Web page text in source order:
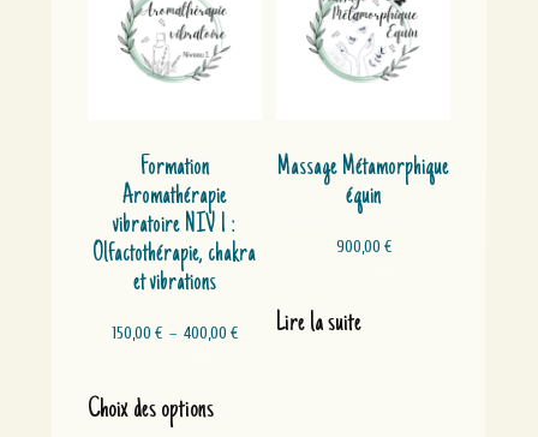
Formation
Aromathérapie
vibratoire NIV 1 :
Olfactothérapie, chakra
et vibrations
150,00 € – 400,00 €Plage
Choix des optionsa
Massage Métamorphique
équin
900,00 €
Lire la suite